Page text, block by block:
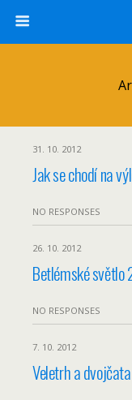
31. 10. 2012
Jak se chodí na
NO RESPONSES
26. 10. 2012
Betlémské světlo
NO RESPONSES
7. 10. 2012
Veletrh a dvojčata